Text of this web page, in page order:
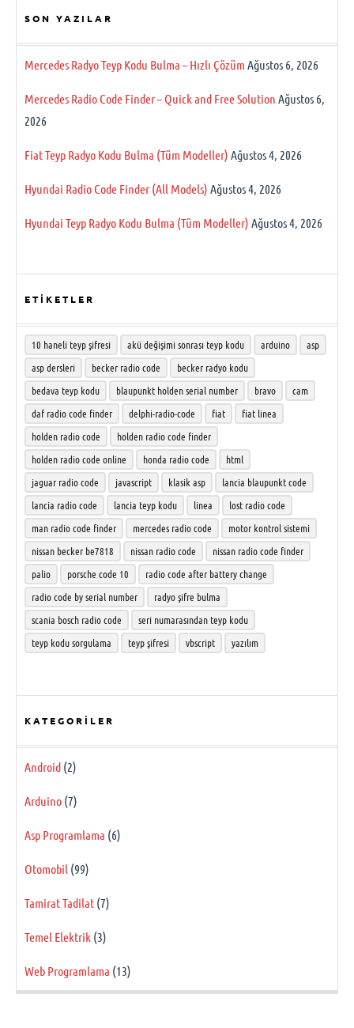
SON YAZILAR
Mercedes Radyo Teyp Kodu Bulma – Hızlı Çözüm Ağustos 6, 2026
Mercedes Radio Code Finder – Quick and Free Solution Ağustos 6,
2026
Fiat Teyp Radyo Kodu Bulma (Tüm Modeller) Ağustos 4, 2026
Hyundai Radio Code Finder (All Models) Ağustos 4, 2026
Hyundai Teyp Radyo Kodu Bulma (Tüm Modeller) Ağustos 4, 2026
ETİKETLER
10 haneli teyp şifresi akü değişimi sonrası teyp kodu arduino
asp
asp dersleri
becker radio code
becker radyo kodu
bedava teyp kodu
blaupunkt holden serial number bravo
cam
daf radio code finder
delphi-radio-code fiat
fiat linea
holden radio code
holden radio code finder
holden radio code online
honda radio code
html
jaguar radio code
javascript klasik asp
lancia blaupunkt code
lancia radio code
lancia teyp kodu linea
lost radio code
man radio code finder
mercedes radio code
motor kontrol sistemi
nissan becker be7818
nissan radio code
nissan radio code finder
palio
porsche code 10
radio code after battery change
radio code by serial number
radyo şifre bulma
scania bosch radio code
seri numarasından teyp kodu
teyp kodu sorgulama
teyp şifresi vbscript yazılım
KATEGORILER
Android (2)
Arduino (7)
Asp Programlama (6)
Otomobil (99)
Tamirat Tadilat (7)
Temel Elektrik (3)
Web Programlama (13)